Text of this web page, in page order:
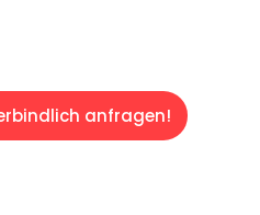
anfragen!